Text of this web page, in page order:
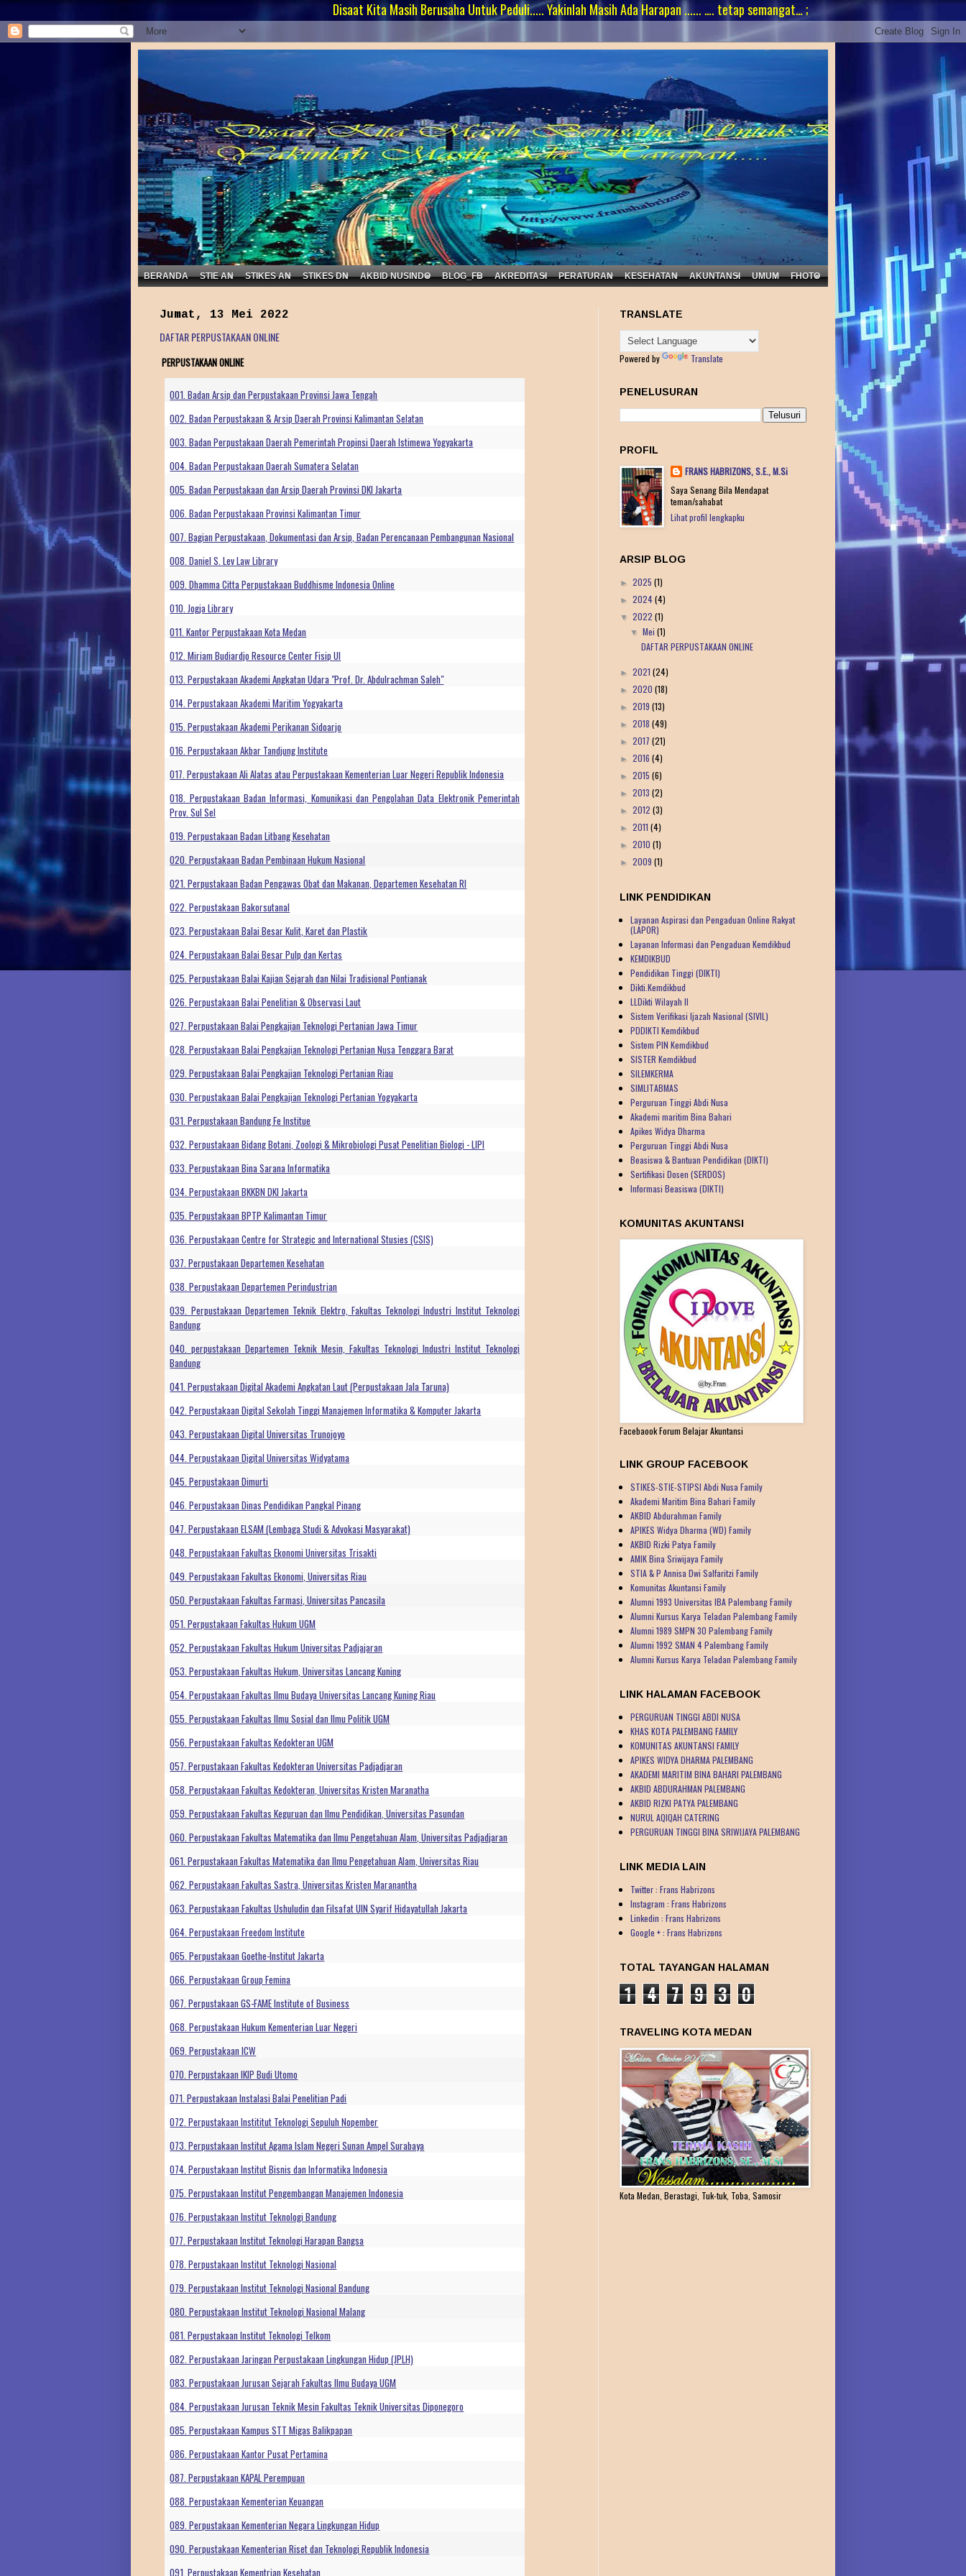
Disaat Kita Masih Berusaha Untuk Peduli..... Yakinlah Masih Ada Harapan ...... …. tetap semangat… ;
BERANDA STIE AN STIKES AN STIKES DN AKBID NUSINDO BLOG_FB AKREDITASI PERATURAN KESEHATAN AKUNTANSI UMUM FHOTO
Jumat, 13 Mei 2022
DAFTAR PERPUSTAKAAN ONLINE
PERPUSTAKAAN ONLINE
001. Badan Arsip dan Perpustakaan Provinsi Jawa Tengah
002. Badan Perpustakaan & Arsip Daerah Provinsi Kalimantan Selatan
003. Badan Perpustakaan Daerah Pemerintah Propinsi Daerah Istimewa Yogyakarta
004. Badan Perpustakaan Daerah Sumatera Selatan
005. Badan Perpustakaan dan Arsip Daerah Provinsi DKI Jakarta
006. Badan Perpustakaan Provinsi Kalimantan Timur
007. Bagian Perpustakaan, Dokumentasi dan Arsip, Badan Perencanaan Pembangunan Nasional
008. Daniel S. Lev Law Library
009. Dhamma Citta Perpustakaan Buddhisme Indonesia Online
010. Jogja Library
011. Kantor Perpustakaan Kota Medan
012. Miriam Budiardjo Resource Center Fisip UI
013. Perpustakaan Akademi Angkatan Udara "Prof. Dr. Abdulrachman Saleh"
014. Perpustakaan Akademi Maritim Yogyakarta
015. Perpustakaan Akademi Perikanan Sidoarjo
016. Perpustakaan Akbar Tandjung Institute
017. Perpustakaan Ali Alatas atau Perpustakaan Kementerian Luar Negeri Republik Indonesia
018. Perpustakaan Badan Informasi, Komunikasi dan Pengolahan Data Elektronik Pemerintah
Prov. Sul Sel
019. Perpustakaan Badan Litbang Kesehatan
020. Perpustakaan Badan Pembinaan Hukum Nasional
021. Perpustakaan Badan Pengawas Obat dan Makanan, Departemen Kesehatan RI
022. Perpustakaan Bakorsutanal
023. Perpustakaan Balai Besar Kulit, Karet dan Plastik
024. Perpustakaan Balai Besar Pulp dan Kertas
025. Perpustakaan Balai Kajian Sejarah dan Nilai Tradisional Pontianak
026. Perpustakaan Balai Penelitian & Observasi Laut
027. Perpustakaan Balai Pengkajian Teknologi Pertanian Jawa Timur
028. Perpustakaan Balai Pengkajian Teknologi Pertanian Nusa Tenggara Barat
029. Perpustakaan Balai Pengkajian Teknologi Pertanian Riau
030. Perpustakaan Balai Pengkajian Teknologi Pertanian Yogyakarta
031. Perpustakaan Bandung Fe Institue
032. Perpustakaan Bidang Botani, Zoologi & Mikrobiologi Pusat Penelitian Biologi - LIPI
033. Perpustakaan Bina Sarana Informatika
034. Perpustakaan BKKBN DKI Jakarta
035. Perpustakaan BPTP Kalimantan Timur
036. Perpustakaan Centre for Strategic and International Stusies (CSIS)
037. Perpustakaan Departemen Kesehatan
038. Perpustakaan Departemen Perindustrian
039. Perpustakaan Departemen Teknik Elektro, Fakultas Teknologi Industri Institut Teknologi
Bandung
040. perpustakaan Departemen Teknik Mesin, Fakultas Teknologi Industri Institut Teknologi
Bandung
041. Perpustakaan Digital Akademi Angkatan Laut (Perpustakaan Jala Taruna)
042. Perpustakaan Digital Sekolah Tinggi Manajemen Informatika & Komputer Jakarta
043. Perpustakaan Digital Universitas Trunojoyo
044. Perpustakaan Digital Universitas Widyatama
045. Perpustakaan Dimurti
046. Perpustakaan Dinas Pendidikan Pangkal Pinang
047. Perpustakaan ELSAM (Lembaga Studi & Advokasi Masyarakat)
048. Perpustakaan Fakultas Ekonomi Universitas Trisakti
049. Perpustakaan Fakultas Ekonomi, Universitas Riau
050. Perpustakaan Fakultas Farmasi, Universitas Pancasila
051. Perpustakaan Fakultas Hukum UGM
052. Perpustakaan Fakultas Hukum Universitas Padjajaran
053. Perpustakaan Fakultas Hukum, Universitas Lancang Kuning
054. Perpustakaan Fakultas Ilmu Budaya Universitas Lancang Kuning Riau
055. Perpustakaan Fakultas Ilmu Sosial dan Ilmu Politik UGM
056. Perpustakaan Fakultas Kedokteran UGM
057. Perpustakaan Fakultas Kedokteran Universitas Padjadjaran
058. Perpustakaan Fakultas Kedokteran, Universitas Kristen Maranatha
059. Perpustakaan Fakultas Keguruan dan Ilmu Pendidikan, Universitas Pasundan
060. Perpustakaan Fakultas Matematika dan Ilmu Pengetahuan Alam, Universitas Padjadjaran
061. Perpustakaan Fakultas Matematika dan Ilmu Pengetahuan Alam, Universitas Riau
062. Perpustakaan Fakultas Sastra, Universitas Kristen Maranantha
063. Perpustakaan Fakultas Ushuludin dan Filsafat UIN Syarif Hidayatullah Jakarta
064. Perpustakaan Freedom Institute
065. Perpustakaan Goethe-Institut Jakarta
066. Perpustakaan Group Femina
067. Perpustakaan GS-FAME Institute of Business
068. Perpustakaan Hukum Kementerian Luar Negeri
069. Perpustakaan ICW
070. Perpustakaan IKIP Budi Utomo
071. Perpustakaan Instalasi Balai Penelitian Padi
072. Perpustakaan Instititut Teknologi Sepuluh Nopember
073. Perpustakaan Institut Agama Islam Negeri Sunan Ampel Surabaya
074. Perpustakaan Institut Bisnis dan Informatika Indonesia
075. Perpustakaan Institut Pengembangan Manajemen Indonesia
076. Perpustakaan Institut Teknologi Bandung
077. Perpustakaan Institut Teknologi Harapan Bangsa
078. Perpustakaan Institut Teknologi Nasional
079. Perpustakaan Institut Teknologi Nasional Bandung
080. Perpustakaan Institut Teknologi Nasional Malang
081. Perpustakaan Institut Teknologi Telkom
082. Perpustakaan Jaringan Perpustakaan Lingkungan Hidup (JPLH)
083. Perpustakaan Jurusan Sejarah Fakultas Ilmu Budaya UGM
084. Perpustakaan Jurusan Teknik Mesin Fakultas Teknik Universitas Diponegoro
085. Perpustakaan Kampus STT Migas Balikpapan
086. Perpustakaan Kantor Pusat Pertamina
087. Perpustakaan KAPAL Perempuan
088. Perpustakaan Kementerian Keuangan
089. Perpustakaan Kementerian Negara Lingkungan Hidup
090. Perpustakaan Kementerian Riset dan Teknologi Republik Indonesia
091. Perpustakaan Kementrian Kesehatan
TRANSLATE
Powered by Translate
PENELUSURAN
PROFIL
FRANS HABRIZONS, S.E., M.Si
Saya Senang Bila Mendapat
teman/sahabat
Lihat profil lengkapku
ARSIP BLOG
► 2025 (1)
► 2024(4)
▼ 2022 (1)
▼ Mei(1)
DAFTAR PERPUSTAKAAN ONLINE
► 2021 (24)
► 2020 (18)
► 2019 (13)
► 2018 (49)
► 2017 (21)
► 2016 (4)
► 2015 (6)
► 2013 (2)
► 2012 (3)
► 2011 (4)
► 2010 (1)
► 2009 (1)
LINK PENDIDIKAN
Layanan Aspirasi dan Pengaduan Online Rakyat
(LAPOR)
Layanan Informasi dan Pengaduan Kemdikbud
KEMDIKBUD
Pendidikan Tinggi (DIKTI)
Dikti.Kemdikbud
LLDikti Wilayah II
Sistem Verifikasi Ijazah Nasional (SIVIL)
PDDIKTI Kemdikbud
Sistem PIN Kemdikbud
SISTER Kemdikbud
SILEMKERMA
SIMLITABMAS
Perguruan Tinggi Abdi Nusa
Akademi maritim Bina Bahari
Apikes Widya Dharma
Perguruan Tinggi Abdi Nusa
Beasiswa & Bantuan Pendidikan (DIKTI)
Sertifikasi Dosen (SERDOS)
Informasi Beasiswa (DIKTI)
KOMUNITAS AKUNTANSI
Facebaook Forum Belajar Akuntansi
LINK GROUP FACEBOOK
STIKES-STIE-STIPSI Abdi Nusa Family
Akademi Maritim Bina Bahari Family
AKBID Abdurahman Family
APIKES Widya Dharma (WD) Family
AKBID Rizki Patya Family
AMIK Bina Sriwijaya Family
STIA & P Annisa Dwi Salfaritzi Family
Komunitas Akuntansi Family
Alumni 1993 Universitas IBA Palembang Family
Alumni Kursus Karya Teladan Palembang Family
Alumni 1989 SMPN 30 Palembang Family
Alumni 1992 SMAN 4 Palembang Family
Alumni Kursus Karya Teladan Palembang Family
LINK HALAMAN FACEBOOK
PERGURUAN TINGGI ABDI NUSA
KHAS KOTA PALEMBANG FAMILY
KOMUNITAS AKUNTANSI FAMILY
APIKES WIDYA DHARMA PALEMBANG
AKADEMI MARITIM BINA BAHARI PALEMBANG
AKBID ABDURAHMAN PALEMBANG
AKBID RIZKI PATYA PALEMBANG
NURUL AQIQAH CATERING
PERGURUAN TINGGI BINA SRIWIJAYA PALEMBANG
LINK MEDIA LAIN
Twitter : Frans Habrizons
Instagram : Frans Habrizons
Linkedin : Frans Habrizons
Google + : Frans Habrizons
TOTAL TAYANGAN HALAMAN
1 4 7 9 3 0
TRAVELING KOTA MEDAN
Kota Medan, Berastagi, Tuk-tuk, Toba, Samosir